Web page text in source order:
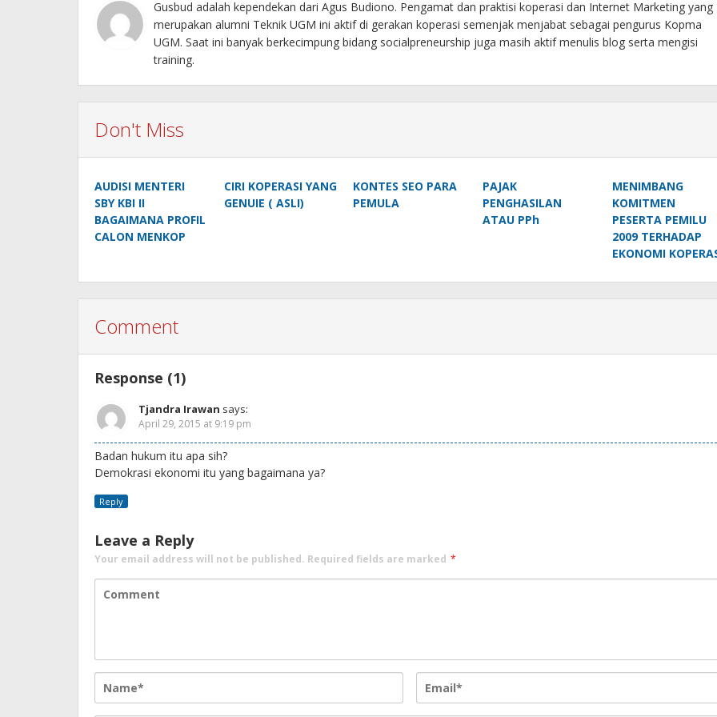
Gusbud adalah kependekan dari Agus Budiono. Pengamat dan praktisi koperasi dan Internet Marketing yang
merupakan alumni Teknik UGM ini aktif di gerakan koperasi semenjak menjabat sebagai pengurus Kopma
UGM. Saat ini banyak berkecimpung bidang socialpreneurship juga masih aktif menulis blog serta mengisi
training.
Don't Miss
AUDISI MENTERI
SBY KBI II
BAGAIMANA PROFIL
CALON MENKOP
CIRI KOPERASI YANG
GENUIE ( ASLI)
KONTES SEO PARA
PEMULA
PAJAK
PENGHASILAN
ATAU PPh
MENIMBANG
KOMITMEN
PESERTA PEMILU
2009 TERHADAP
EKONOMI
Comment
Response (1)
Tjandra Irawan says:
April 29, 2015 at 9:19 pm
Badan hukum itu apa sih?
Demokrasi ekonomi itu yang bagaimana ya?
Reply
Leave a Reply
Your email address will not be published. Required fields are marked *